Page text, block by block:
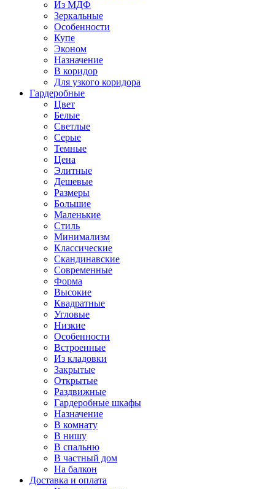
Из МДФ
Зеркальные
Особенности
Купе
Эконом
Назначение
В коридор
Для узкого коридора
Гардеробные
Цвет
Белые
Светлые
Серые
Темные
Цена
Элитные
Дешевые
Размеры
Большие
Маленькие
Стиль
Минимализм
Классические
Скандинавские
Современные
Форма
Высокие
Квадратные
Угловые
Низкие
Особенности
Встроенные
Из кладовки
Закрытые
Открытые
Раздвижные
Гардеробные шкафы
Назначение
В комнату
В нишу
В спальню
В частный дом
На балкон
Доставка и оплата